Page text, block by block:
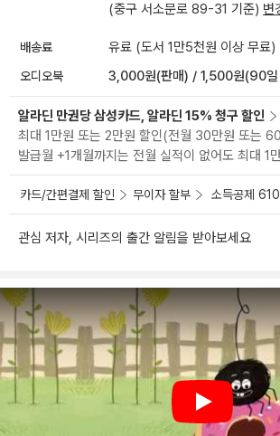
(중구 서소문로 89-31 기준) 변
배송료 유료 (도서 1만5천원 이상 무료)
오디오북 3,000원(판매) / 1,500원(90일
알라딘 만권당 삼성카드, 알라딘 15% 청구 할인
최대 1만원 또는 2만원 할인(전월 30만원 또는
발급월 +1개월까지는 전월 실적이 없어도 최대 1
카드/간편결제 할인 무이자 할부 소득공제
관심 저자, 시리즈의 출간 알림을 받아보세요
Play